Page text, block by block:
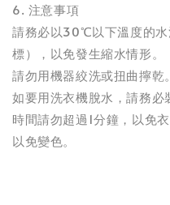
6. 注意事項
請務必以30℃以下溫度的水
標），以免發生縮水情形。
請勿用機器絞洗或扭曲擰乾。
如要用洗衣機脫水，請務
時間請勿超過1分鐘，以免
以免變色。